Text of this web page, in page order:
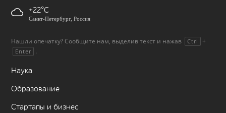
+22
Санкт-Петербург, Россия
Нашли опечатку? Сообщите нам, выделив текст и нажав Ctrl +
Enter .
Наука
Образование
Стартапы и бизнес